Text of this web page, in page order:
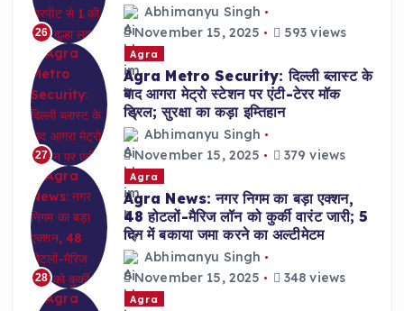
26
Abhimanyu Singh
November 15, 2025
593 views
27
Agra
Agra Metro Security: दिल्ली ब्लास्ट के
बाद आगरा मेट्रो स्टेशन पर एंटी-टेरर मॉक
ड्रिल; सुरक्षा का कड़ा इम्तिहान
Abhimanyu Singh
November 15, 2025
379 views
28
Agra
Agra News: नगर निगम का बड़ा एक्शन,
48 होटलों-मैरिज लॉन को कुर्की वारंट जारी; 5
दिन में बकाया जमा करने का अल्टीमेटम
Abhimanyu Singh
November 15, 2025
348 views
Agra